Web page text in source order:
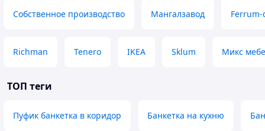
Собственное производство Мангалзавод
Richman Tenero IKEA Sklum Микс
ТОП теги
Пуфик банкетка в коридор Банкетка на кухню